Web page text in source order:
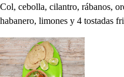
Col, cebolla, cilantro, rábanos,
habanero, limones y 4 tostadas